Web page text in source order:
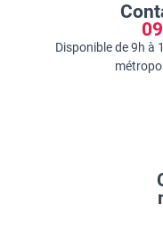
Disponible de 9h à